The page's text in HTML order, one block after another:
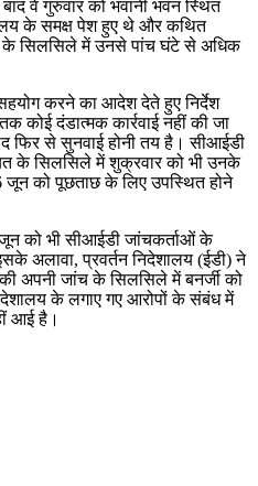
वे गुरुवार को भवानी भवन स्थित
के समक्ष पेश हुए थे और कथित
के सिलसिले में उनसे पांच घंटे से अधिक
करने का आदेश देते हुए निर्देश
कोई दंडात्मक कार्रवाई नहीं की जा
फिर से सुनवाई होनी तय है। सीआईडी
के सिलसिले में शुक्रवार को भी उनके
को पूछताछ के लिए उपस्थित होने
जून को भी सीआईडी जांचकर्ताओं के
अलावा, प्रवर्तन निदेशालय (ईडी) ने
अपनी जांच के सिलसिले में बनर्जी को
के लगाए गए आरोपों के संबंध में
आई है।